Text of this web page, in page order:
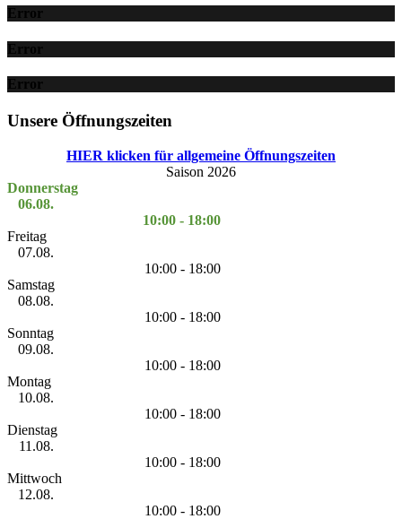
Error
Error
Error
Unsere Öffnungszeiten
HIER klicken für allgemeine Öffnungszeiten
Saison 2026
Donnerstag
06.08.
10:00 - 18:00
Freitag
07.08.
10:00 - 18:00
Samstag
08.08.
10:00 - 18:00
Sonntag
09.08.
10:00 - 18:00
Montag
10.08.
10:00 - 18:00
Dienstag
11.08.
10:00 - 18:00
Mittwoch
12.08.
10:00 - 18:00